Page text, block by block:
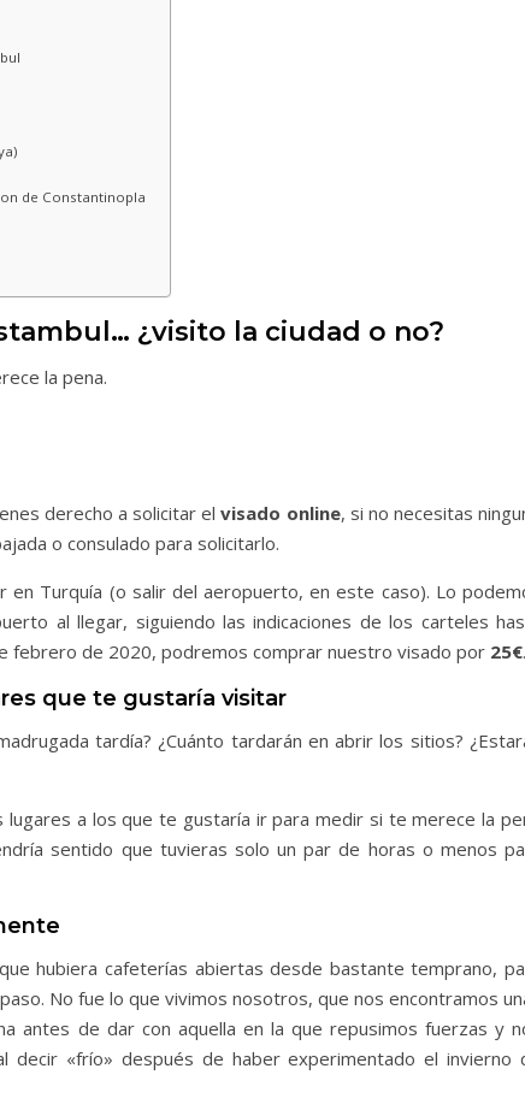
de Constantinopla
¿visito la ciudad o no?
la pena.
derecho a solicitar elvisado online, si no necesitas
o consulado para solicitarlo.
en Turquía (o salir del aeropuerto, en este caso). Lo
al llegar, siguiendo las indicaciones de los carteles
febrero de 2020, podremos comprar nuestro visado por 25€.
que te gustaría visitar
tardía? ¿Cuánto tardarán en abrir los sitios?
a los que te gustaría ir para medir si te merece la
sentido que tuvieras solo un par de horas o menos
hubiera cafeterías abiertas desde bastante temprano,
No fue lo que vivimos nosotros, que nos encontramos
antes de dar con aquella en la que repusimos fuerzas y
decir «frío» después de haber experimentado el invierno